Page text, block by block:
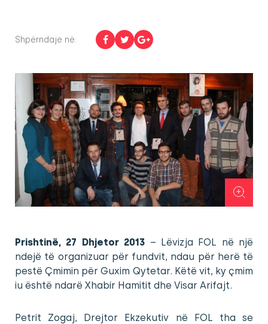
Shpërndaje në:
Prishtinë, 27 Dhjetor 2013 – Lëvizja FOL në një
ndejë të organizuar për fundvit, ndau për herë të
pestë Çmimin për Guxim Qytetar. Këtë vit, ky çmim
iu është ndarë Xhabir Hamitit dhe Visar Arifajt.
Petrit Zogaj, Drejtor Ekzekutiv në FOL tha se